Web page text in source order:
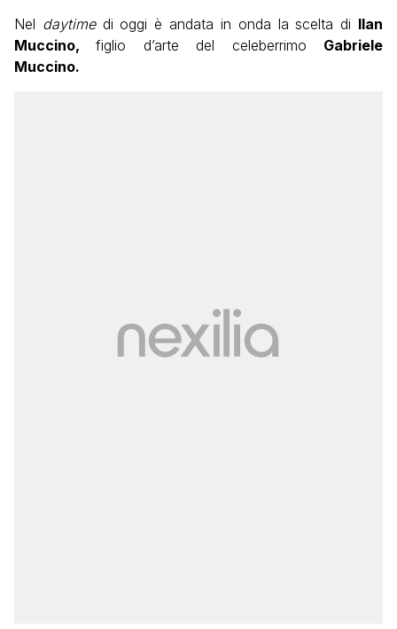
Nel daytime di oggi è andata in onda la scelta di Ilan
Muccino,figlio d’arte del celeberrimo Gabriele
Muccino.